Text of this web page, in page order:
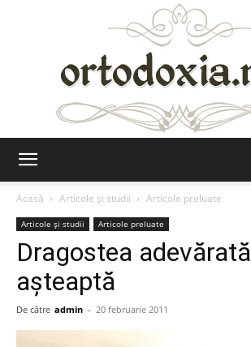
Acasă
Articole şi studii Articole preluate
Articole şi studii Articole preluate
Dragostea adevărată
aşteaptă
De către admin - 20 februarie 2011